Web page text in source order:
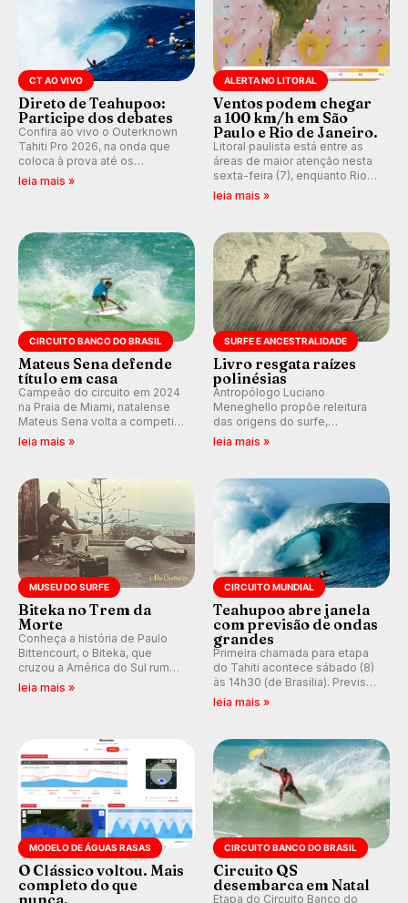
CT AO VIVO
Direto de Teahupoo:
Participe dos debates
Confira ao vivo o Outerknown
Tahiti Pro 2026, na onda que
coloca à prova até os
melhores surfistas do mundo.
etapas da WSL.
leia mais »
ALERTA NO LITORAL
Ventos podem chegar
a 100 km/h em São
Paulo e Rio de Janeiro.
Litoral paulista está entre as
áreas de maior atenção nesta
sexta-feira (7), enquanto Rio
de Janeiro também recebe
km/h em Itanhaém.
leia mais »
CIRCUITO BANCO DO BRASIL
Mateus Sena defende
título em casa
Campeão do circuito em 2024
na Praia de Miami, natalense
Mateus Sena volta a competir
em casa em busca de manter a
leia mais »
SURFE E ANCESTRALIDADE
Livro resgata raízes
polinésias
Antropólogo Luciano
Meneghello propõe releitura
das origens do surfe,
resgatando a cultura polinésia
prática em esporte e indústria.
leia mais »
MUSEU DO SURFE
Biteka no Trem da
Morte
Conheça a história de Paulo
Bittencourt, o Biteka, que
cruzou a América do Sul rumo
ao Pacífico em uma jornada
leia mais »
CIRCUITO MUNDIAL
Teahupoo abre janela
com previsão de ondas
grandes
Primeira chamada para etapa
do Tahiti acontece sábado (8)
às 14h30 (de Brasília). Previsão
indica swell consistente.
Kelly Slater convidado.
leia mais »
MODELO DE ÁGUAS RASAS
O Clássico voltou. Mais
completo do que
CIRCUITO BANCO DO BRASIL
Circuito QS
desembarca em Natal
Etapa do Circuito Banco do